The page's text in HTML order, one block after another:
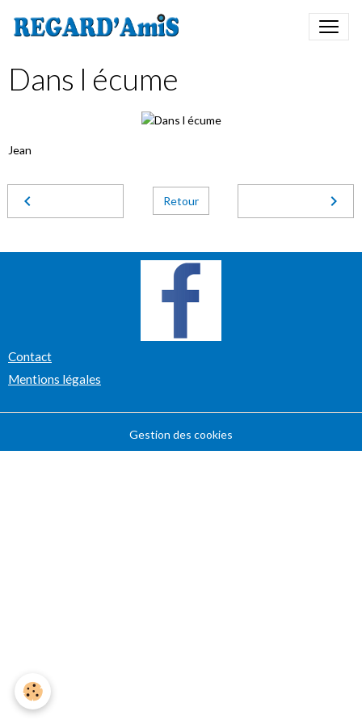
Dans l écume
Jean
Retour
Contact
Mentions légales
Gestion des cookies